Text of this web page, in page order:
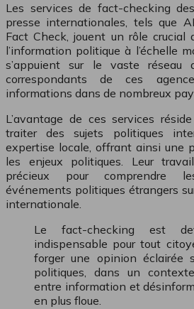
Les services de fact-checking
presse internationales, tels que
Fact Check, jouent un rôle crucial
l’information politique à l’échelle
s’appuient sur le vaste réseau
correspondants de ces
informations dans de nombreux
L’avantage de ces services
traiter des sujets politiques
expertise locale, offrant ainsi une
les enjeux politiques. Leur
précieux pour comprendre
événements politiques étrangers
internationale.
Le fact-checking est
indispensable pour tout
forger une opinion éclairée
politiques, dans un
entre information et
en plus floue.